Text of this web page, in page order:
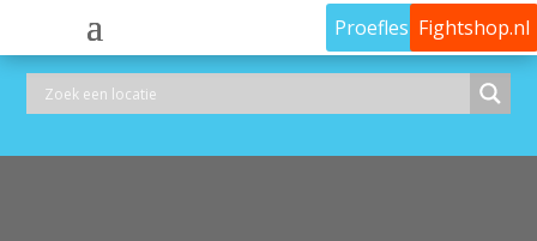
Proefles Fightshop.nl